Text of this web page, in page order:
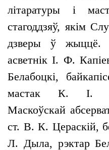
літаратуры і
стагоддзяў, якім
дзверы ў жыццё.
асветнік І. Ф.
Белабоцкі,
мастак К. І.
Маскоўскай
ст. В. К. Цераскій,
Л. Дыла, рэктар